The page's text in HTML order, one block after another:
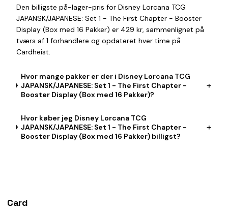
Den billigste på-lager-pris for Disney Lorcana TCG
JAPANSK/JAPANESE: Set 1 - The First Chapter - Booster
Display (Box med 16 Pakker) er 429 kr, sammenlignet på
tværs af 1 forhandlere og opdateret hver time på
Cardheist.
Hvor mange pakker er der i Disney Lorcana TCG
JAPANSK/JAPANESE: Set 1 - The First Chapter -
Booster Display (Box med 16 Pakker)?
+
Hvor køber jeg Disney Lorcana TCG
JAPANSK/JAPANESE: Set 1 - The First Chapter -
Booster Display (Box med 16 Pakker) billigst?
+
Card